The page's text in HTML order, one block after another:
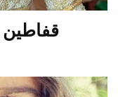
قفاطين